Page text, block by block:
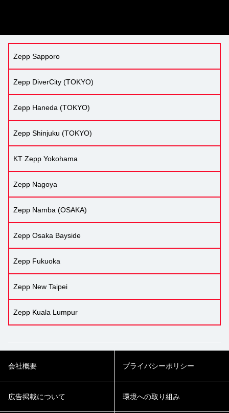
Zepp Sapporo
Zepp DiverCity (TOKYO)
Zepp Haneda (TOKYO)
Zepp Shinjuku (TOKYO)
KT Zepp Yokohama
Zepp Nagoya
Zepp Namba (OSAKA)
Zepp Osaka Bayside
Zepp Fukuoka
Zepp New Taipei
Zepp Kuala Lumpur
会社概要 プライバシーポリシー
広告掲載について 環境への取り組み